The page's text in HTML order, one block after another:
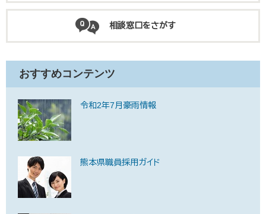
相談窓口をさがす
おすすめコンテンツ
令和2年7月豪雨情報
熊本県職員採用ガイド